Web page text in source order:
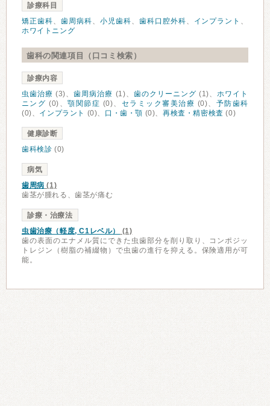
診療科目
矯正歯科、 歯周病科、 小児歯科、 歯科口腔外科、 インプラント 、
ホワイトニング
歯科の関連項目（口コミ検索）
診療内容
虫歯治療 (3)、歯周病治療 (1)、 歯のクリーニング (1)、ホワイト
ニング (0)、顎関節症 (0)、 セラミック審美治療 (0)、 予防歯科
(0)、 インプラント (0)、 口・歯・顎 (0)、再検査・精密検査 (0)
健康診断
歯科検診 (0)
病気
歯周病 (1)
歯茎が腫れる、歯茎が痛む
診療・治療法
虫歯治療（軽度, C1レベル）
(1)
歯の表面のエナメル質にできた虫歯部分を削り取り、コンポジッ
トレジン（樹脂の補綴物）で虫歯の進行を抑える。保険適用が可
能。